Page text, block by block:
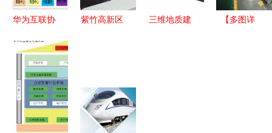
华为互联协
方案 驱动
企业信息化
工程新范式
紫竹高新区
展，多款产
品首发护航
企业信息化
三维地质建
【多图详